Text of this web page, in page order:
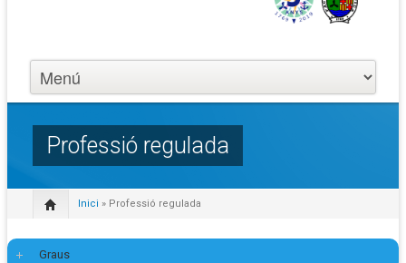
Professió regulada
Inici » Professió regulada
Graus